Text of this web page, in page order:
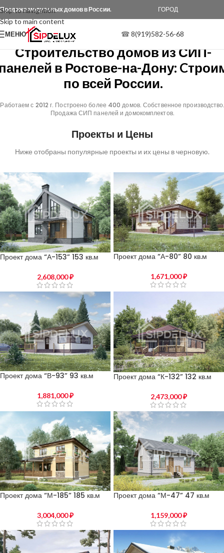
Skip to navigation
Skip to main content
Продажа модульных домов в России. ГОРОД
МЕНЮ ☎8(919)582-56-68
Строительство домов из СИП-
в Ростове-на-Дону:
по всей России.
Работаем с 2012 г. Построено более 400 домов. Собственное
Продажа СИП панелей и домокомплектов.
Проекты и Цены
Ниже отобраны популярные проекты и их цены в черновую.
Проект дома “А-153” 153 кв.м
2,608,000₽
Проект дома “А-80” 80 кв.м
1,671,000₽
Проект дома “В-93” 93 кв.м
1,881,000₽
Проект дома “К-132” 132 кв.м
2,473,000₽
Проект дома “М-185” 185 кв.м
3,004,000₽
Проект дома “М-47” 47 кв.м
1,159,000₽